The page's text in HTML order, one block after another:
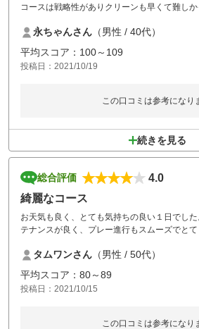
コースは戦略性がありクリーンも早くて難しか
永ちゃんさん （男性 / 40代）
平均スコア：100～109
投稿日：2021/10/19
この口コミは参考になり
続きを見る
総合評価
4.0
綺麗なコース
お天気も良く、とても気持ちの良い１日でし
テナンスが良く、プレー進行もスムーズでと
タムワンさん （男性 / 50代）
平均スコア：80～89
投稿日：2021/10/15
この口コミは参考になり